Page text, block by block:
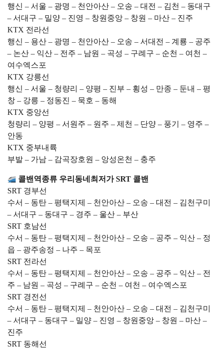
행신 – 서울 – 광명 – 천안아산 – 오송 – 대전 – 김천 – 동대구
– 서대구 – 밀양 – 진영 – 창원중앙 – 창원 – 마산 – 진주
KTX 전라선
행신 – 용산 – 광명 – 천안아산 – 오송 – 서대전 – 계룡 – 공주
– 논산 – 익산 – 전주 – 남원 – 곡성 – 구례구 – 순천 – 여천 –
여수엑스포
KTX 강릉선
행신 – 서울 – 청량리 – 양평 – 진부 – 횡성 – 만종 – 둔내 – 평
창 – 강릉 – 정동진 – 묵호 – 동해
KTX 중앙선
청량리 – 양평 – 서원주 – 원주 – 제천 – 단양 – 풍기 – 영주 –
안동
KTX 중부내륙
부발 – 가남 – 감곡장호원 – 앙성온천 – 충주
콜밴역종류 우리동네최저가 SRT 콜밴
SRT 경부선
수서 – 동탄 – 평택지제 – 천안아산 – 오송 – 대전 – 김천구미
– 서대구 – 동대구 – 경주 – 울산 – 부산
SRT 호남선
수서 – 동탄 – 평택지제 – 천안아산 – 오송 – 공주 – 익산 – 정
읍 – 광주송정 – 나주 – 목포
SRT 전라선
수서 – 동탄 – 평택지제 – 천안아산 – 오송 – 공주 – 익산 – 전
주 – 남원 – 곡성 – 구례구 – 순천 – 여천 – 여수엑스포
SRT 경전선
수서 – 동탄 – 평택지제 – 천안아산 – 오송 – 대전 – 김천구미
– 서대구 – 동대구 – 밀양 – 진영 – 창원중앙 – 창원 – 마산 –
진주
SRT 동해선